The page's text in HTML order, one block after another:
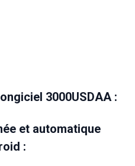
3000USDAA :
et automatique
: